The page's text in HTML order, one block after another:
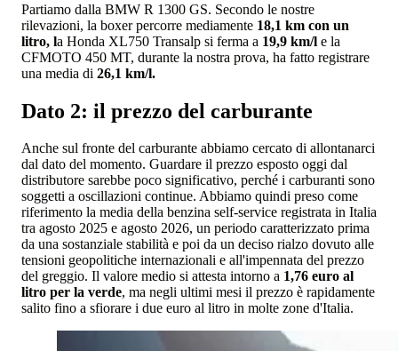
Partiamo dalla BMW R 1300 GS. Secondo le nostre
rilevazioni, la boxer percorre mediamente 18,1 km con un
litro, la Honda XL750 Transalp si ferma a 19,9 km/l e la
CFMOTO 450 MT, durante la nostra prova, ha fatto registrare
una media di 26,1 km/l.
Dato 2: il prezzo del carburante
Anche sul fronte del carburante abbiamo cercato di allontanarci
dal dato del momento. Guardare il prezzo esposto oggi dal
distributore sarebbe poco significativo, perché i carburanti sono
soggetti a oscillazioni continue. Abbiamo quindi preso come
riferimento la media della benzina self-service registrata in Italia
tra agosto 2025 e agosto 2026, un periodo caratterizzato prima
da una sostanziale stabilità e poi da un deciso rialzo dovuto alle
tensioni geopolitiche internazionali e all'impennata del prezzo
del greggio. Il valore medio si attesta intorno a 1,76 euro al
litro per la verde, ma negli ultimi mesi il prezzo è rapidamente
salito fino a sfiorare i due euro al litro in molte zone d'Italia.